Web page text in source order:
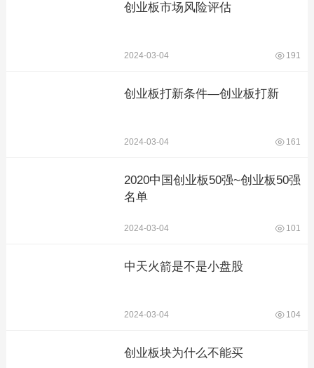
创业板市场风险评估
2024-03-04 191
创业板打新条件—创业板打新
2024-03-04 161
2020中国创业板50强~创业板50强
名单
2024-03-04 101
中天火箭是不是小盘股
2024-03-04 104
创业板块为什么不能买